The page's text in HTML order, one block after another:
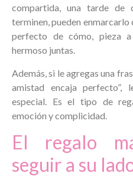
compartida, una tarde de
terminen, pueden
perfecto de cómo, pieza
hermoso juntas.
Además, si le agregas una
amistad encaja
especial. Es el tipo de
emoción y complicidad.
El regalo
seguir a su